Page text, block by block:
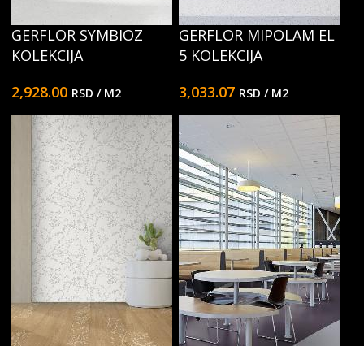
GERFLOR SYMBIOZ
KOLEKCIJA
2,928.00 RSD / M2
GERFLOR MIPOLAM EL
5 KOLEKCIJA
3,033.07 RSD / M2